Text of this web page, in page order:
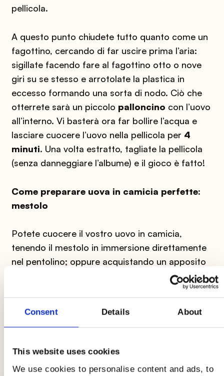
Consent Details About
This website uses cookies
We use cookies to personalise content and ads, to
pellicola.
A questo punto chiudete tutto quanto come un
fagottino, cercando di far uscire prima l’aria:
sigillate facendo fare al fagottino otto o nove
giri su se stesso e arrotolate la plastica in
eccesso formando una sorta di nodo. Ciò che
otterrete sarà un piccolo palloncino con l’uovo
all’interno. Vi basterà ora far bollire l’acqua e
lasciare cuocere l’uovo nella pellicola per 4
minuti. Una volta estratto, tagliate la pellicola
(senza danneggiare l’albume) e il gioco è fatto!
Come preparare uova in camicia perfette:
mestolo
Potete cuocere il vostro uovo in camicia,
tenendo il mestolo in immersione direttamente
nel pentolino; oppure acquistando un apposito
singolarmente le uova, per poi immergerle e
LE ULTIME GUIDE